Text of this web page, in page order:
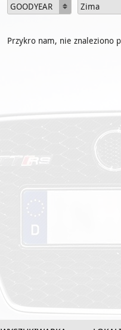
GOODYEAR Zima
Przykro nam, nie znaleziono